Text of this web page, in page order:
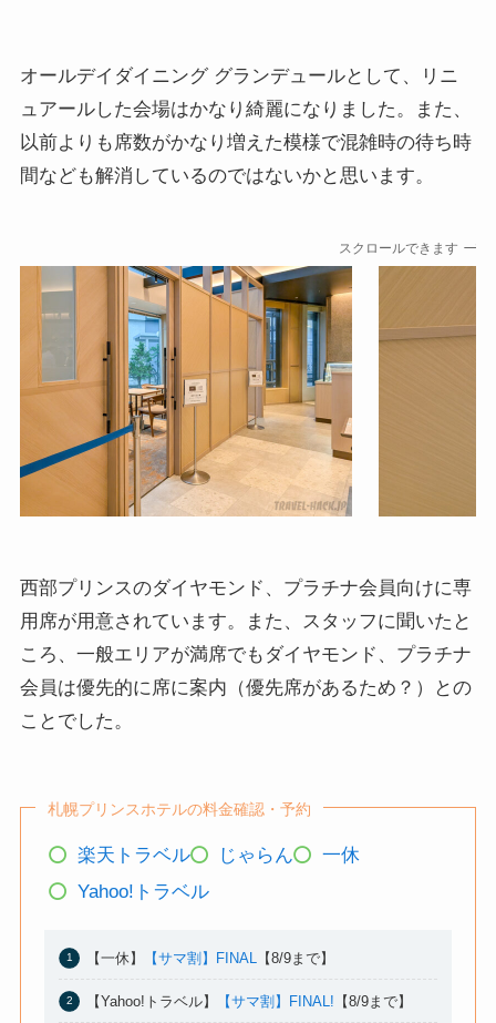
オールデイダイニング グランデュールとして、リニ
ュアールした会場はかなり綺麗になりました。また、
以前よりも席数がかなり増えた模様で混雑時の待ち時
間なども解消しているのではないかと思います。
スクロールできます
西部プリンスのダイヤモンド、プラチナ会員向けに専
用席が用意されています。また、スタッフに聞いたと
ころ、一般エリアが満席でもダイヤモンド、プラチナ
会員は優先的に席に案内（優先席があるため？）との
ことでした。
札幌プリンスホテルの料金確認・予約
楽天トラベル じゃらん
一休
Yahoo!トラベル
【一休】 【サマ割】FINAL 【8/9まで】
【Yahoo!トラベル】 【サマ割】FINAL! 【8/9まで】